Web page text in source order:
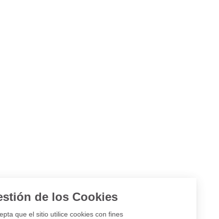
Gestión de los Cookies
¿Acepta que el sitio utilice cookies con fines